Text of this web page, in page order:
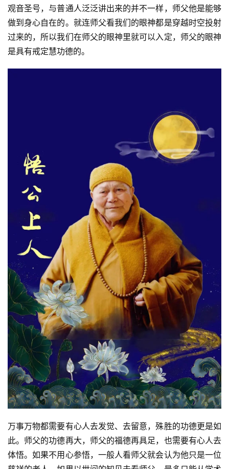
僧
音
高
僧
访
谈
心
乐
菩
提
专
题
公
观音圣号，与普通人泛泛讲出来的并不一样，师父他是能够
做到身心自在的。就连师父看我们的眼神都是穿越时空投射
过来的，所以我们在师父的眼神里就可以入定，师父的眼神
是具有戒定慧功德的。
万事万物都需要有心人去发觉、去留意，殊胜的功德更是如
此。师父的功德再大，师父的福德再具足，也需要有心人去
体悟。如果不用心参悟，一般人看师父就会认为他只是一位